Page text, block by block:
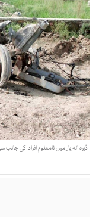
ڈیرہ الہ یار میں نامعلوم افراد کی